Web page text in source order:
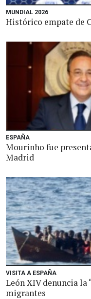
MUNDIAL 2026
Histórico empate de
ESPAÑA
Mourinho fue
Madrid
VISITA A ESPAÑA
León XIV denuncia la
migrantes